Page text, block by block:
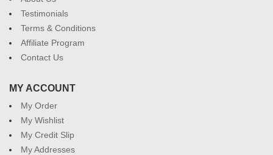
Testimonials
Terms & Conditions
Affiliate Program
Contact Us
MY ACCOUNT
My Order
My Wishlist
My Credit Slip
My Addresses